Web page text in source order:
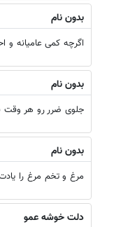
بدون نام
اگرچه کمی عامیانه
بدون نام
جلوی ضرر رو هر
بدون نام
مرغ و تخم مرغ را
دلت خوشه عمو